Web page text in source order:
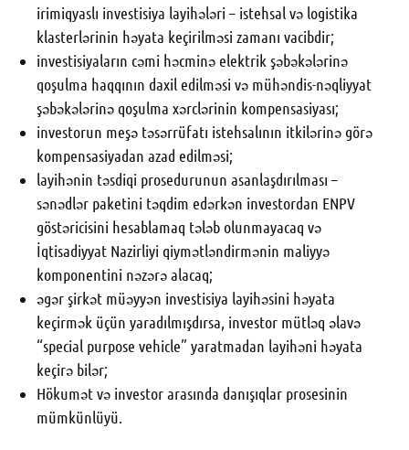
irimiqyaslı investisiya layihələri – istehsal və logistika
klasterlərinin həyata keçirilməsi zamanı vacibdir;
investisiyaların cəmi həcminə elektrik şəbəkələrinə
qoşulma haqqının daxil edilməsi və mühəndis-nəqliyyat
şəbəkələrinə qoşulma xərclərinin kompensasiyası;
investorun meşə təsərrüfatı istehsalının itkilərinə görə
kompensasiyadan azad edilməsi;
layihənin təsdiqi prosedurunun asanlaşdırılması –
sənədlər paketini təqdim edərkən investordan ENPV
göstəricisini hesablamaq tələb olunmayacaq və
İqtisadiyyat Nazirliyi qiymətləndirmənin maliyyə
komponentini nəzərə alacaq;
əgər şirkət müəyyən investisiya layihəsini həyata
keçirmək üçün yaradılmışdırsa, investor mütləq əlavə
“special purpose vehicle” yaratmadan layihəni həyata
keçirə bilər;
Hökumət və investor arasında danışıqlar prosesinin
mümkünlüyü.